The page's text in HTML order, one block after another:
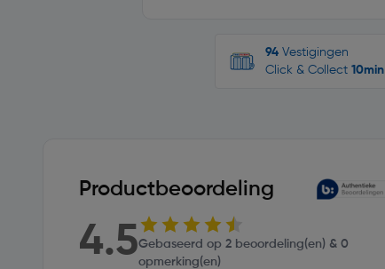
94 Vestigingen
Click & Collect 10min
Productbeoordeling
4.5Gebaseerd op 2 beoordeling(en) & 0
opmerking(en)